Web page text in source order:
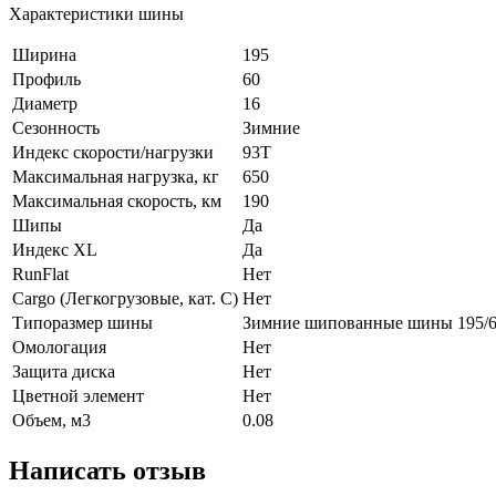
Характеристики шины
Ширина
195
Профиль
60
Диаметр
16
Сезонность
Зимние
Индекс скорости/нагрузки
93T
Максимальная нагрузка, кг
650
Максимальная скорость, км
190
Шипы
Да
Индекс XL
Да
RunFlat
Нет
Cargo (Легкогрузовые, кат. С) Нет
Типоразмер шины
Зимние шипованные шины 195/
Омологация
Нет
Защита диска
Нет
Цветной элемент
Нет
Объем, м3
0.08
Написать отзыв